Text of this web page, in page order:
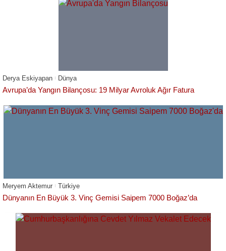
Derya Eskiyapan Dünya
Avrupa’da Yangın Bilançosu: 19 Milyar Avroluk Ağır Fatura
Meryem Aktemur Türkiye
Dünyanın En Büyük 3. Vinç Gemisi Saipem 7000 Boğaz’da